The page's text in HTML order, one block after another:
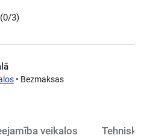
veikalos
(0/3)
• Bezmaksas